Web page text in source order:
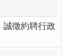
徵約聘行政